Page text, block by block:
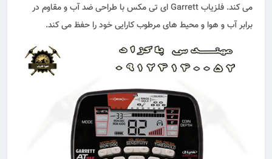
می کند. فلزیاب Garrett ای تی مکس با طراحی ضد آب و مقاوم در
برابر آب و هوا و محیط‌ های مرطوب کارایی خود را حفظ می کند.